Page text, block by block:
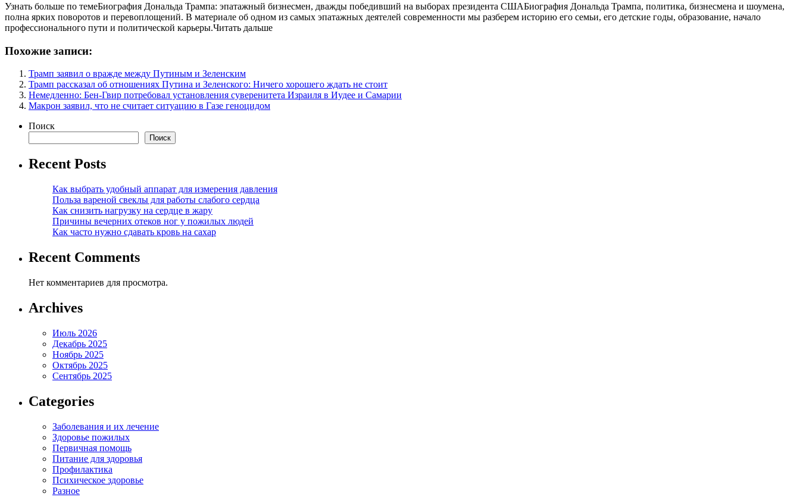
Узнать больше по темеБиография Дональда Трампа: эпатажный бизнесмен, дважды победивший на выборах президента СШАБиография Дональда Трампа, политика, бизнесмена и шоумена,
полна ярких поворотов и перевоплощений. В материале об одном из самых эпатажных деятелей современности мы разберем историю его семьи, его детские годы, образование, начало
профессионального пути и политической карьеры.Читать дальше
Похожие записи:
Трамп заявил о вражде между Путиным и Зеленским
Трамп рассказал об отношениях Путина и Зеленского: Ничего хорошего ждать не стоит
Немедленно: Бен-Гвир потребовал установления суверенитета Израиля в Иудее и Самарии
Макрон заявил, что не считает ситуацию в Газе геноцидом
Поиск
Поиск
Recent Posts
Как выбрать удобный аппарат для измерения давления
Польза вареной свеклы для работы слабого сердца
Как снизить нагрузку на сердце в жару
Причины вечерних отеков ног у пожилых людей
Как часто нужно сдавать кровь на сахар
Recent Comments
Нет комментариев для просмотра.
Archives
Июль 2026
Декабрь 2025
Ноябрь 2025
Октябрь 2025
Сентябрь 2025
Categories
Заболевания и их лечение
Здоровье пожилых
Первичная помощь
Питание для здоровья
Профилактика
Психическое здоровье
Разное